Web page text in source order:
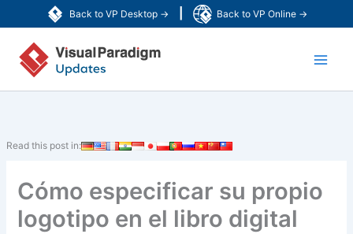
Back to VP Desktop → Back to VP Online →
al
contenido
Read this post in:
Cómo especificar su propio
logotipo en el libro digital